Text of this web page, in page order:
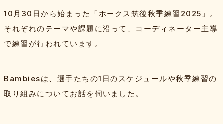
取材班一覧お問い合わせ・運営会社
プライバシーポリシー
10月30日から始まった「ホークス筑後秋季練習2025」。
それぞれのテーマや課題に沿って、コーディネーター主導
で練習が行われています。
Bambiesは、選手たちの1日のスケジュールや秋季練習の
取り組みについてお話を伺いました。